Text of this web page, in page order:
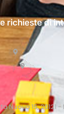
richieste di
Nuova 15, 20121